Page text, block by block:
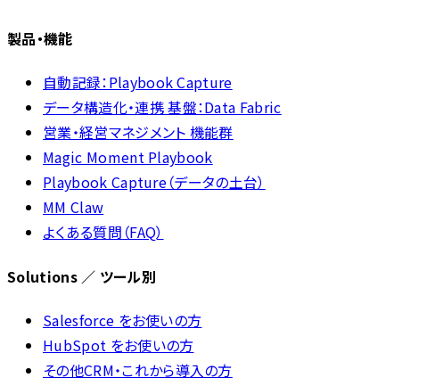
製品・機能
自動記録：Playbook Capture
データ構造化・連携 基盤：Data Fabric
営業・経営マネジメント 機能群
Magic Moment Playbook
Playbook Capture（データの土台）
MM Claw
よくある質問（FAQ）
Solutions ／ ツール別
Salesforce をお使いの方
HubSpot をお使いの方
その他CRM・これから導入の方